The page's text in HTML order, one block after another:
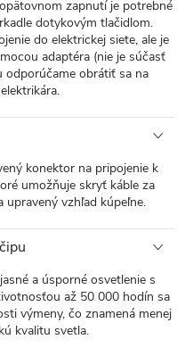
zapnutí je potrebné
dotykovým tlačidlom.
do elektrickej siete, ale je
adaptéra (nie je súčasť
odporúčame obrátiť sa na
konektor na pripojenie k
umožňuje skryť káble za
vzhľad kúpeľne.
a úsporné osvetlenie s
až 50 000 hodín sa
výmeny, čo znamená menej
kvalitu svetla.